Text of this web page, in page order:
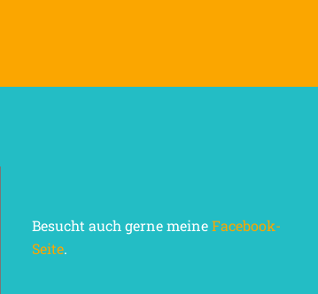
Besucht auch gerne meineFacebook-
Seite.